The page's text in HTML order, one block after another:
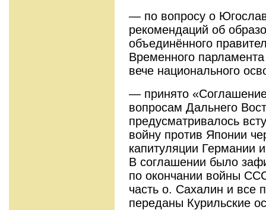
— по вопросу о
рекомендаций об
объединённого
Временного
вече национального
— принято
вопросам Дальнего
предусматривалось
войну против Японии
капитуляции Германии
В соглашении было
по окончании войны
часть о. Сахалин и все
переданы Курильские